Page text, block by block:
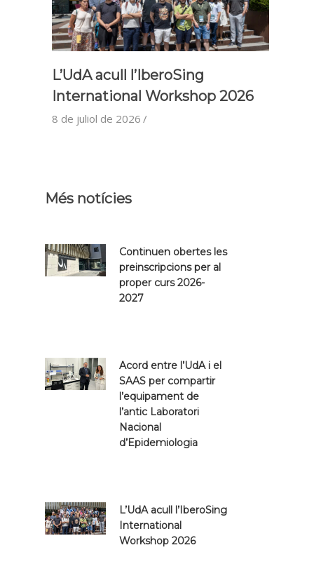
L’UdA acull l’IberoSing
International Workshop 2026
8 de juliol de 2026
Més notícies
Continuen obertes les
preinscripcions per al
proper curs 2026-
2027
Acord entre l’UdA i el
SAAS per compartir
l’equipament de
l’antic Laboratori
Nacional
d’Epidemiologia
L’UdA acull l’IberoSing
International
Workshop 2026